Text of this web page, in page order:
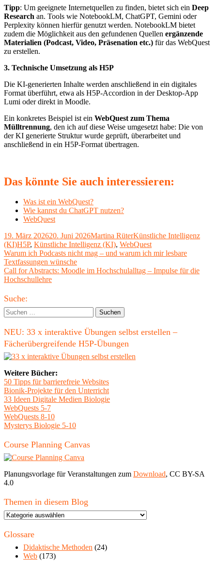
Tipp: Um geeignete Internetquellen zu finden, bietet sich ein Deep
Research an. Tools wie NotebookLM, ChatGPT, Gemini oder
Perplexity können hierfür genutzt werden. NotebookLM bietet
zudem die Möglichkeit aus den gefundenen Quellen ergänzende
Materialien (Podcast, Video, Präsenation etc.) für das WebQuest
zu erstellen.
3. Technische Umsetzung als H5P
Die KI-generierten Inhalte werden anschließend in ein digitales
Format überführt, etwa als H5P-Accordion in der Desktop-App
Lumi oder direkt in Moodle.
Ein konkretes Beispiel ist ein WebQuest zum Thema
Mülltrennung, den ich auf diese Weise umgesetzt habe: Die von
der KI generierte Struktur wurde geprüft, überarbeitet und
anschließend in ein H5P-Format übertragen.
Das könnte Sie auch interessieren:
Was ist ein WebQuest?
Wie kannst du ChatGPT nutzen?
WebQuest
Veröffentlicht
am
19. März 202620. Juni 2026Autor
Martina RüterKategorien
Künstliche Intelligenz
(KI)Schlagwörter
H5P, Künstliche Intelligenz (KI), WebQuest
Beitragsnavigation
Vorheriger
Beitrag:
Warum ich Podcasts nicht mag – und warum ich mir lesbare
Textfassungen wünsche
Nächster
Beitrag
Call for Abstracts: Moodle im Hochschulalltag – Impulse für die
Hochschullehre
Haupt-
Seitenleiste
Suche:
Suchen
nach:
NEU: 33 x interaktive Übungen selbst erstellen –
Fächerübergreifende H5P-Übungen
Weitere Bücher:
50 Tipps für barrierefreie Websites
Bionik-Projekte für den Unterricht
33 Ideen Digitale Medien Biologie
WebQuests 5-7
WebQuests 8-10
Mysterys Biologie 5-10
Course Planning Canvas
Planungsvorlage für Veranstaltungen zum Download, CC BY-SA
4.0
Themen in diesem Blog
Themen
diesem
Glossare
Didaktische Methoden (24)
Web (173)